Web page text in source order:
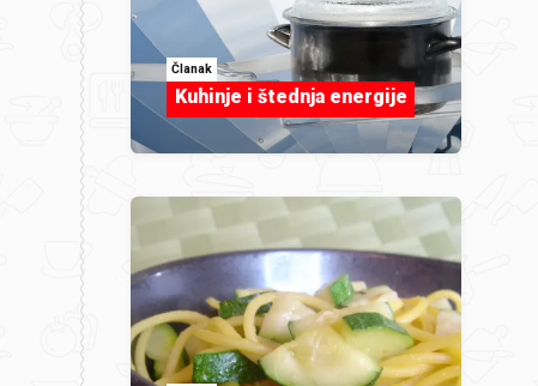
Članak
Kuhinje i štednja energije